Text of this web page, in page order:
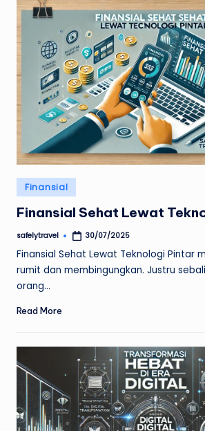
Posted
in
Finansial
Finansial Sehat Lewat
Posted
safelytravel 30/07/2025
Finansial Sehat Lewat Teknologi Pintar
rumit dan membingungkan. Justru
orang…
Read More